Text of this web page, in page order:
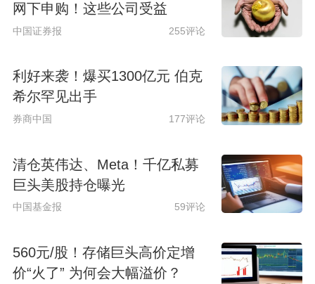
网下申购！这些公司受益
中国证券报 255评论
利好来袭！爆买1300亿元 伯克
希尔罕见出手
券商中国 177评论
清仓英伟达、Meta！千亿私募
巨头美股持仓曝光
中国基金报 59评论
560元/股！存储巨头高价定增
价“火了” 为何会大幅溢价？